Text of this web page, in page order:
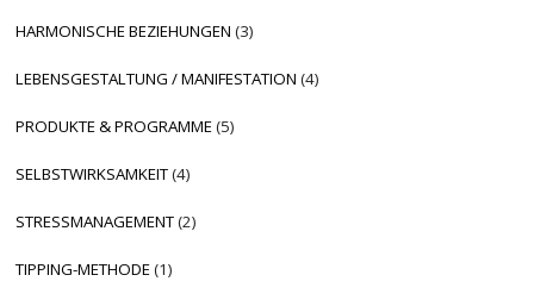
HARMONISCHE BEZIEHUNGEN (3)
LEBENSGESTALTUNG / MANIFESTATION (4)
PRODUKTE & PROGRAMME(5)
SELBSTWIRKSAMKEIT(4)
STRESSMANAGEMENT(2)
TIPPING-METHODE(1)